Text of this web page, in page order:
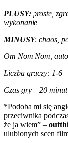
PLUSY: proste,
wykonanie
MINUSY: chaos,
Om Nom Nom,
Liczba graczy: 1-6
Czas gry – 20 minut
*Podoba mi się
przeciwnika
że ja wiem” –
ulubionych scen